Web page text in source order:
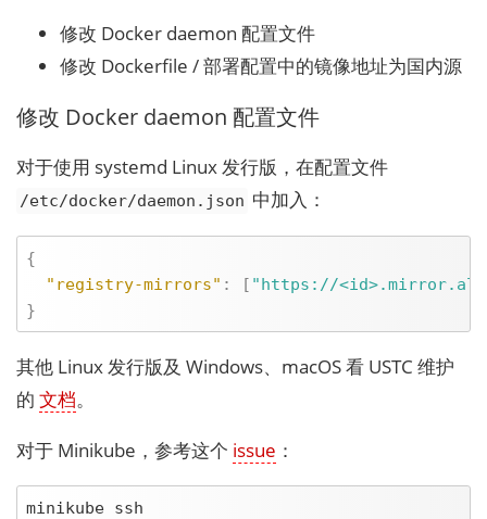
修改 Docker daemon 配置文件
修改 Dockerfile / 部署配置中的镜像地址为国内源
修改 Docker daemon 配置文件
对于使用 systemd Linux 发行版，在配置文件
/etc/docker/daemon.json 中加入：
{
"registry-mirrors" : [ "https://
}
其他 Linux 发行版及 Windows、macOS 看 USTC 维护
的 文档。
对于 Minikube，参考这个 issue ：
minikube ssh